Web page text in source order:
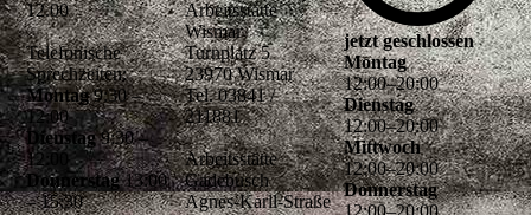
12.00
Telefonische
Sprechzeiten:
Montag9:30 –
12:00
Dienstag9:30 –
12:00
Donnerstag13:00
– 15:30
Arbeitsstätte
Wismar
Turnplatz 5
23970 Wismar
Tel. 03841 /
211881
Arbeitsstätte
Gadebusch
Agnes-Karll-Straße
jetzt geschlossen
Montag
12:00–20:00
Dienstag
12:00–20:00
Mittwoch
12:00–20:00
Donnerstag
12:00–20:00